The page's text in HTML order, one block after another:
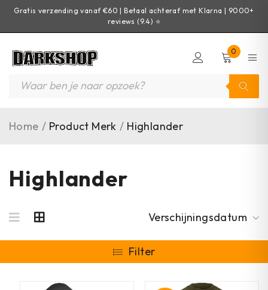
Gratis verzending vanaf €60 | Betaal achteraf met Klarna | 9000+
reviews (9.4) ⭐
0
Home / Product Merk / Highlander
Highlander
Verschijningsdatum
Filter